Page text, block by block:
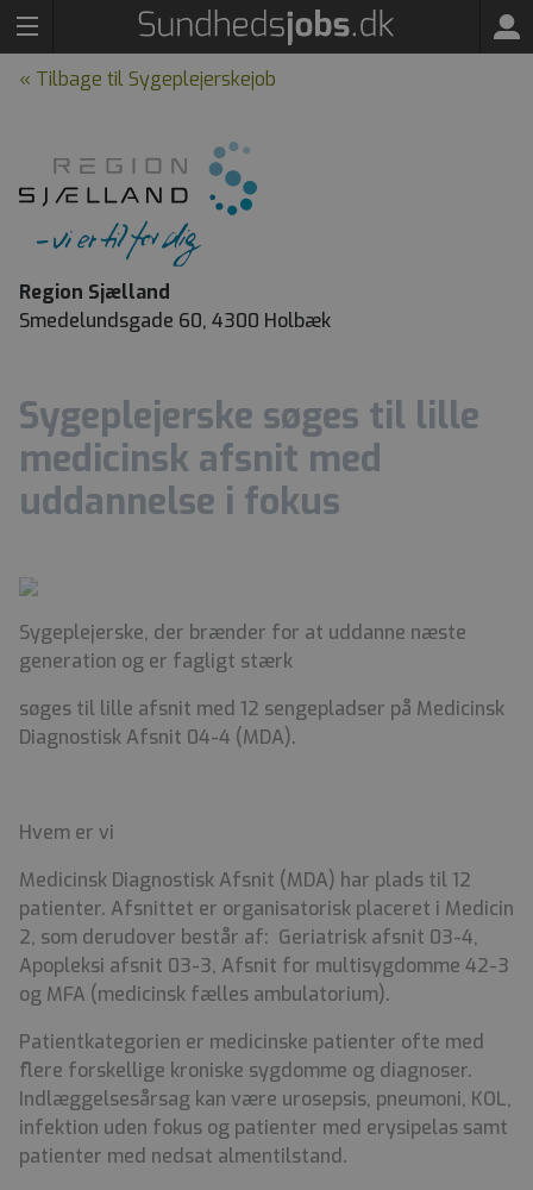
« Tilbage til Sygeplejerskejob
Region Sjælland
Smedelundsgade 60, 4300 Holbæk
Sygeplejerske søges til lille
medicinsk afsnit med
uddannelse i fokus
Sygeplejerske, der brænder for at uddanne næste
generation og er fagligt stærk
søges til lille afsnit med 12 sengepladser på Medicinsk
Diagnostisk Afsnit 04-4 (MDA).
Hvem er vi
Medicinsk Diagnostisk Afsnit (MDA) har plads til 12
patienter. Afsnittet er organisatorisk placeret i Medicin
2, som derudover består af: Geriatrisk afsnit 03-4,
Apopleksi afsnit 03-3, Afsnit for multisygdomme 42-3
og MFA (medicinsk fælles ambulatorium).
Patientkategorien er medicinske patienter ofte med
flere forskellige kroniske sygdomme og diagnoser.
Indlæggelsesårsag kan være urosepsis, pneumoni, KOL,
infektion uden fokus og patienter med erysipelas samt
patienter med nedsat almentilstand.